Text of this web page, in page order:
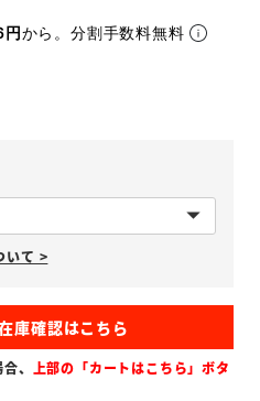
円から。分割手数料無料
いて >
、 上部の「カートはこちら」ボタ